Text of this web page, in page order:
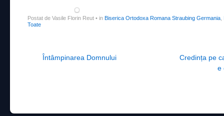
Postat de Vasile Florin Reut • in Biserica Ortodoxa Romana Straubing Germania
Toate
Post navigation
Întâmpinarea Domnului
Credința pe
e